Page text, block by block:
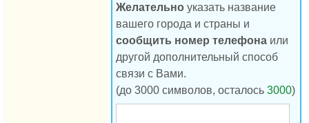
Желательно указать название
вашего города и страны и
сообщить номер телефона или
другой дополнительный способ
связи с Вами.
(до 3000 символов, осталось 3000)